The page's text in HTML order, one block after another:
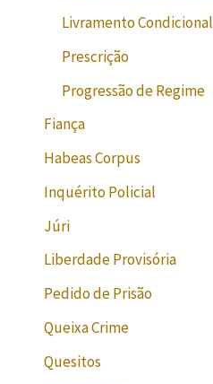
Livramento Condicional
Prescrição
Progressão de Regime
Fiança
Habeas Corpus
Inquérito Policial
Júri
Liberdade Provisória
Pedido de Prisão
Queixa Crime
Quesitos